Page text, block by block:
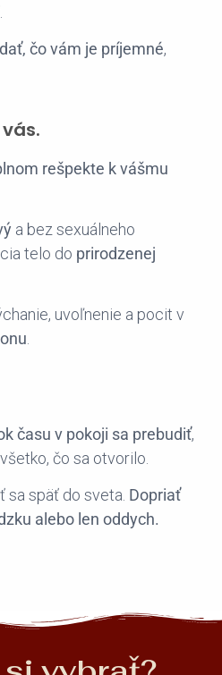
čo vám je príjemné,
rešpekte k vášmu
a bez sexuálneho
telo do prirodzenej
uvoľnenie a pocit v
.
času v pokoji sa prebudiť,
čo sa otvorilo.
sa späť do sveta. Dopriať
alebo len oddych.